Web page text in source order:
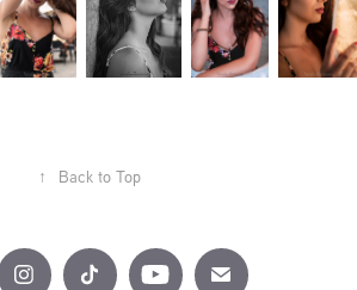
↑ Back to Top